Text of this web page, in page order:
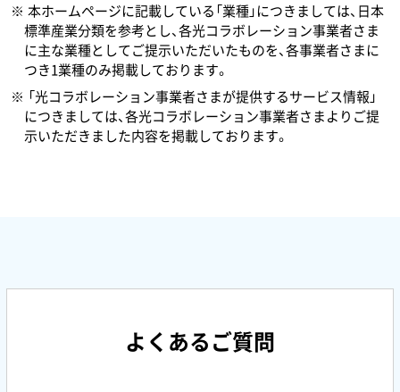
本ホームページに記載している「業種」につきましては、日本
標準産業分類を参考とし、各光コラボレーション事業者さま
に主な業種としてご提示いただいたものを、各事業者さまに
つき1業種のみ掲載しております。
「光コラボレーション事業者さまが提供するサービス情報」
につきましては、各光コラボレーション事業者さまよりご提
示いただきました内容を掲載しております。
よくあるご質問